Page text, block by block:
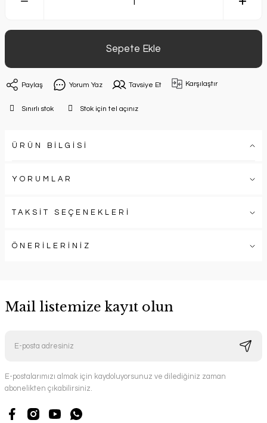
Sepete Ekle
Paylaş Yorum Yaz Tavsiye Et Karşılaştır
Sınırlı stok Stok için tel açınız
ÜRÜN BİLGİSİ
YORUMLAR
TAKSİT SEÇENEKLERİ
ÖNERİLERİNİZ
Mail listemize kayıt olun
E-postalarımızı almak için kaydoluyorsunuz ve dilediğiniz zaman
abonelikten çıkabilirsiniz.